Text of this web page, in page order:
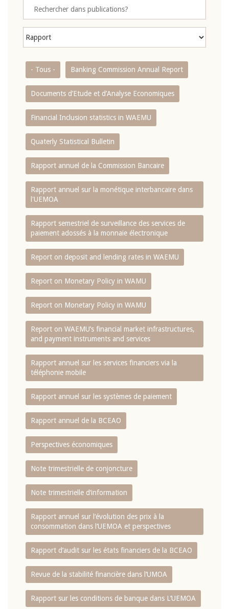
- Tous - Banking Commission Annual Report
Documents d’Etude et d’Analyse Economiques
Financial Inclusion statistics in WAEMU
Quaterly Statistical Bulletin
Rapport annuel de la Commission Bancaire
Rapport annuel sur la monétique interbancaire dans
l'UEMOA
Rapport semestriel de surveillance des services de
paiement adossés à la monnaie électronique
Report on deposit and lending rates in WAEMU
Report on Monetary Policy in WAMU
Report on Monetary Policy in WAMU
Report on WAEMU’s financial market infrastructures,
and payment instruments and services
Rapport annuel sur les services financiers via la
téléphonie mobile
Rapport annuel sur les systèmes de paiement
Rapport annuel de la BCEAO
Perspectives économiques
Note trimestrielle de conjoncture
Note trimestrielle d‘information
Rapport annuel sur l‘évolution des prix à la
consommation dans l‘UEMOA et perspectives
Rapport d‘audit sur les états financiers de la BCEAO
Revue de la stabilité financière dans l‘UMOA
Rapport sur les conditions de banque dans L‘UEMOA